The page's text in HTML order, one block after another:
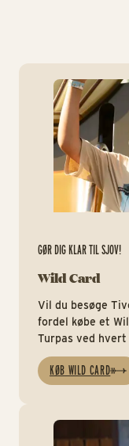
GØR DIG KLAR TIL SJOV!
Wild Card
Vil du besøge
fordel købe et
Turpas ved hvert
KØB WILD CARD